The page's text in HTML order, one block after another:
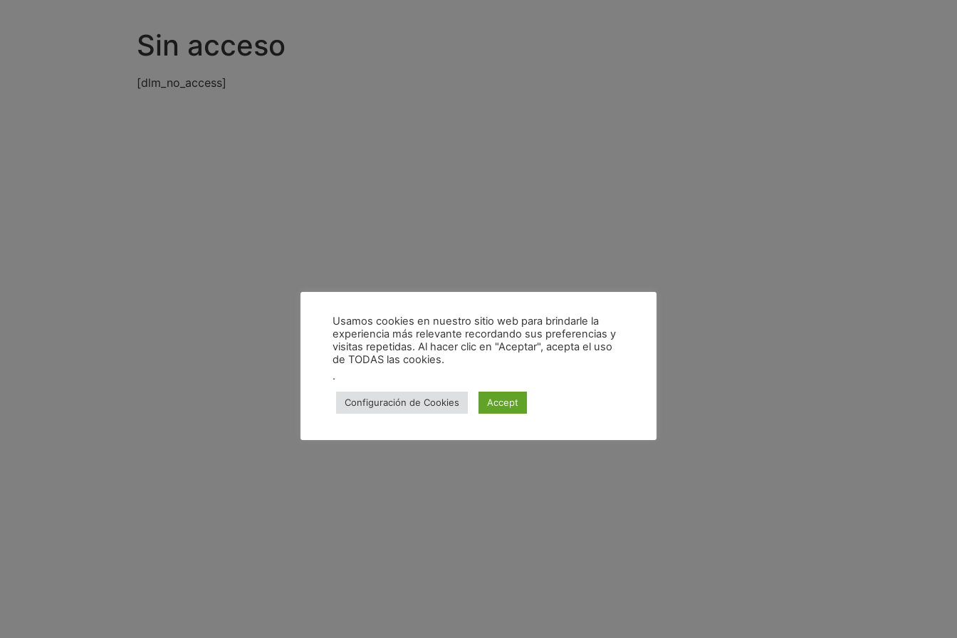
Sin acceso
[dlm_no_access]
Usamos cookies en nuestro sitio web para brindarle la
experiencia más relevante recordando sus preferencias y
visitas repetidas. Al hacer clic en "Aceptar", acepta el uso
de TODAS las cookies.
.
Configuración de Cookies Accept